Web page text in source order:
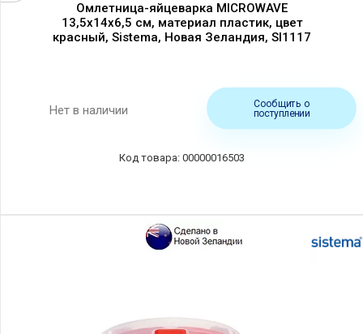
Омлетница-яйцеварка MICROWAVE
13,5х14х6,5 см, материал пластик, цвет
красный, Sistema, Новая Зеландия, SI1117
Нет в наличии
Сообщить о
поступлении
00000016503